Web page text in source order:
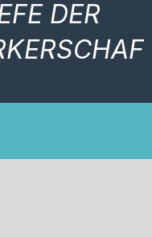
DER